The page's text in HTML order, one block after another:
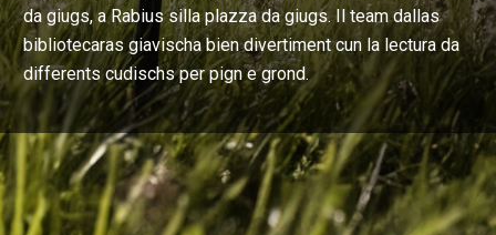
da giugs, a Rabius silla plazza da giugs. Il team dallas
bibliotecaras giavischa bien divertiment cun la lectura da
differents cudischs per pign e grond.